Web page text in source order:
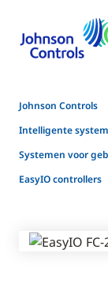
Johnson Controls
Intelligente
Systemen voor
EasyIO controllers